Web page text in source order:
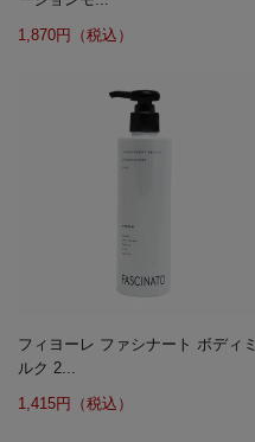
1,870円（税込）
フィヨーレ ファシナート ボディミ
ルク 2...
1,415円（税込）